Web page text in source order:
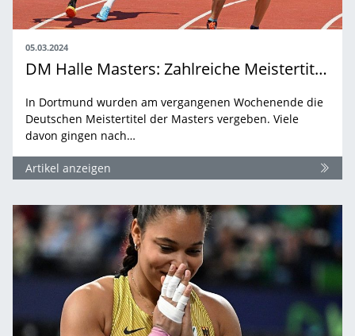
05.03.2024
DM Halle Masters: Zahlreiche Meistertitel für Baden-Württembergische Athlet:innen
In Dortmund wurden am vergangenen Wochenende die
Deutschen Meistertitel der Masters vergeben. Viele
davon gingen nach…
Artikel anzeigen